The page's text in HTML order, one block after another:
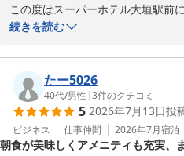
また、駐車場に関しまして、フロ
ルな駐車場をご案内できたことで
この度はご宿泊後のお忙しい中、
より感謝申し上げます。
スーパーホテル大垣駅前は名古屋
く、観光やビジネスの拠点におす
暑さの厳しい日々が続きますが、
この度はスーパーホテル大垣駅前
がとうございます。
す。
大垣でのご滞在が三度目とのこと
り大変光栄に存じます。
駅から近くショッピングにも便利
さについてお褒めいただき、スタ
続きを読む
たー5026
40代/男性 |3件のクチコミ
5 2026年7月13日投
ビジネス 仕事仲間 2026年7月宿泊
朝食が美味しくアメニティも充実、